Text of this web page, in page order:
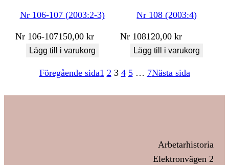
Nr 106-107 (2003:2-3)
Nr 106-107150,00kr
Lägg till i varukorg
Nr 108 (2003:4)
Nr 108120,00kr
Lägg till i varukorg
Föregående sida1 2 3 4 5 … 7Nästa sida
Arbetarhistoria
Elektronvägen 2